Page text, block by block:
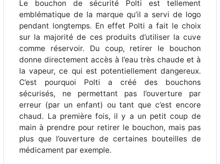
Le bouchon de sécurité Polti est tellement
emblématique de la marque qu’il a servi de logo
pendant longtemps. En effet Polti a fait le choix
sur la majorité de ces produits d’utiliser la cuve
comme réservoir. Du coup, retirer le bouchon
donne directement accès à l’eau très chaude et à
la vapeur, ce qui est potentiellement dangereux.
C’est pourquoi Polti a créé des bouchons
sécurisés, ne permettant pas l’ouverture par
erreur (par un enfant) ou tant que c’est encore
chaud. La première fois, il y a un petit coup de
main à prendre pour retirer le bouchon, mais pas
plus que l’ouverture de certaines bouteilles de
médicament par exemple.